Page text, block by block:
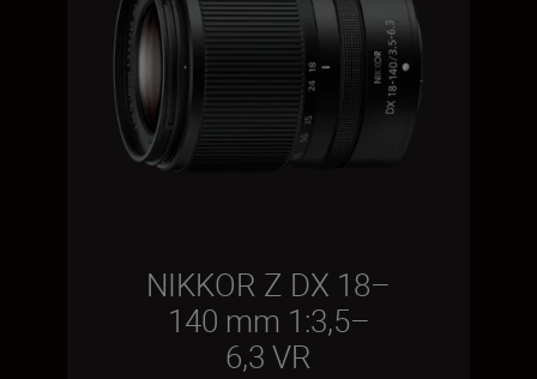
NIKKOR Z DX 18–
140 mm 1:3,5–
6,3 VR